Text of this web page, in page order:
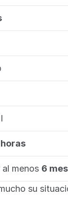
menos 6
su